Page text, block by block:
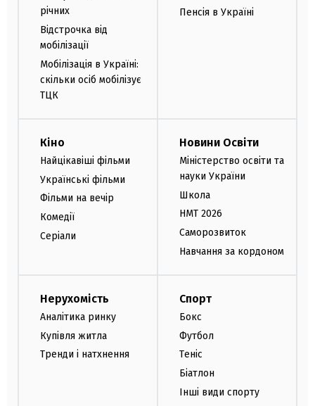
річних
Відстрочка від
мобілізації
Мобілізація в Україні:
скільки осіб мобілізує
ТЦК
Пенсія в Україні
Кіно
Найцікавіші фільми
Українські фільми
Фільми на вечір
Комедії
Серіали
Новини Освіти
Міністерство освіти та
науки України
Школа
НМТ 2026
Саморозвиток
Навчання за кордоном
Нерухомість
Аналітика ринку
Купівля житла
Тренди і натхнення
Спорт
Бокс
Футбол
Теніс
Біатлон
Інші види спорту